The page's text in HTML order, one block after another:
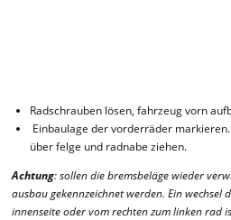
Radschrauben lösen, fahrzeug vorn
Einbaulage der vorderräder
über felge und radnabe ziehen.
Achtung: sollen die bremsbeläge wieder
ausbau gekennzeichnet werden. Ein wechsel
innenseite oder vom rechten zum linken rad